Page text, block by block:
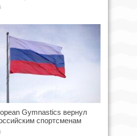
Gymnastics вернул
спортсменам